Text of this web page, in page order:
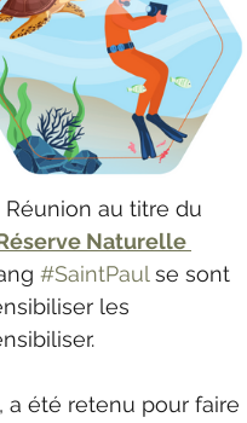
Réunion au titre du
Naturelle
#SaintPaul se sont
les
a été retenu pour faire